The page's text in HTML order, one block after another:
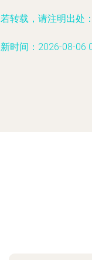
转载，请注明出处
时间：2026-08-06